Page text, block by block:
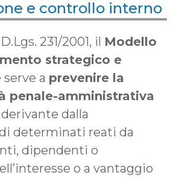
e controllo interno
231/2001, il Modello
strategico e
serve a prevenire la
penale-amministrativa
dalla
determinati reati da
dipendenti o
o a vantaggio